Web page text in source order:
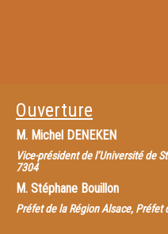
Ouverture
M. Michel DENEKEN
Vice-président de l’Université de
7304
M. Stéphane Bouillon
Préfet de la Région Alsace, Préfet